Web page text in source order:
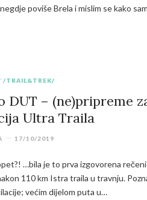
poviše Brela i mislim se kako
/TRAIL&TREK/
DUT – (ne)pripreme
Ultra Traila
17/10/2019
…bila je to prva izgovorena
110 km Istra traila u travnju.
većim dijelom puta u…